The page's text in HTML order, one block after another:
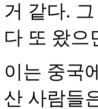
거 같다.
다 또 왔으
이는 중국
산 사람들